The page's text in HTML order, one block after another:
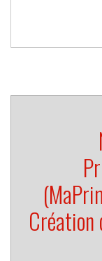
Création